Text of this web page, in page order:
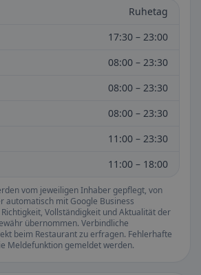
Ruhetag
17:30 – 23:00
08:00 – 23:30
08:00 – 23:30
08:00 – 23:30
11:00 – 23:30
11:00 – 18:00
vom jeweiligen Inhaber gepflegt, von
automatisch mit Google Business
Vollständigkeit und Aktualität der
übernommen. Verbindliche
beim Restaurant zu erfragen. Fehlerhafte
Meldefunktion gemeldet werden.